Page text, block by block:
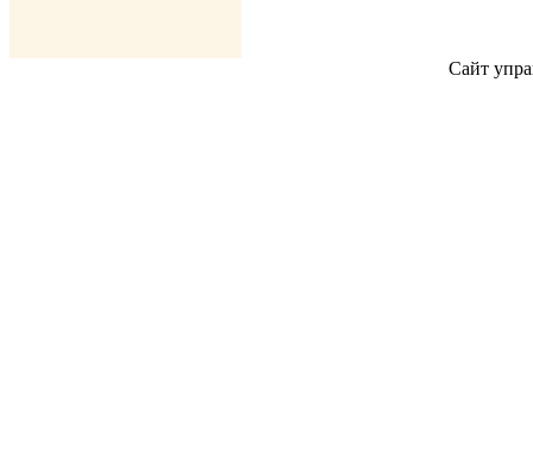
Сайт